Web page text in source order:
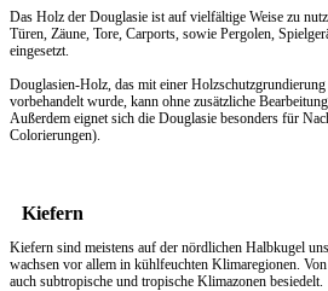
Das Holz der Douglasie ist auf vielfältige Weise zu
Türen, Zäune, Tore, Carports, sowie Pergolen,
eingesetzt.
Douglasien-Holz, das mit einer Holzschutzgrundierung
vorbehandelt wurde, kann ohne zusätzliche
Außerdem eignet sich die Douglasie besonders für
Colorierungen).
Kiefern
Kiefern sind meistens auf der nördlichen Halbkugel
wachsen vor allem in kühlfeuchten Klimaregionen.
auch subtropische und tropische Klimazonen besiedelt.